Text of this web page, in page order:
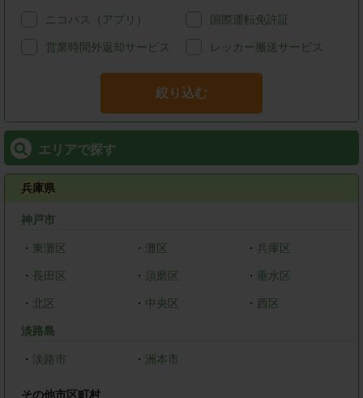
ニコパス（アプリ） 国際運転免許証
営業時間外返却サービス レッカー搬送サービス
絞り込む
エリアで探す
兵庫県
神戸市
・ 東灘区 ・ 灘区 ・ 兵庫区
・ 長田区 ・ 須磨区 ・ 垂水区
・ 北区 ・ 中央区 ・ 西区
淡路島
・ 淡路市 ・ 洲本市
その他市区町村